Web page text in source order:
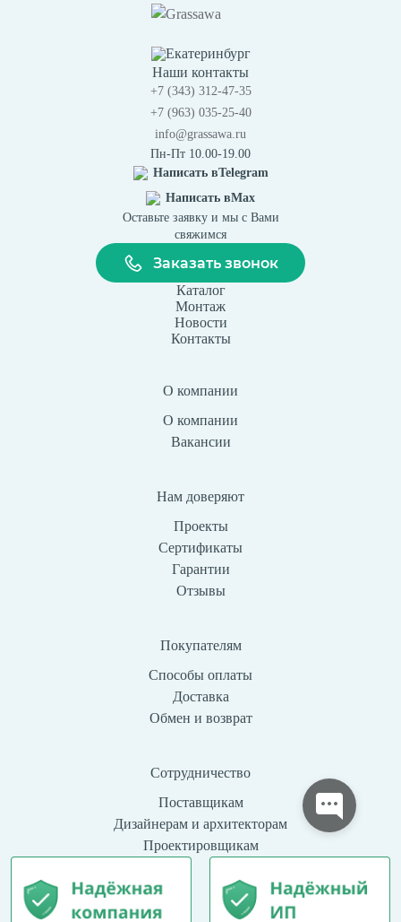
Екатеринбург
Наши контакты
+7 (343) 312-47-35
+7 (963) 035-25-40
info@grassawa.ru
Пн-Пт 10.00-19.00
Написать вTelegram
Написать вMax
Оставьте заявку и мы с Вами
свяжимся
Заказать звонок
Каталог
Монтаж
Новости
Контакты
О компании
О компании
Вакансии
Нам доверяют
Проекты
Сертификаты
Гарантии
Отзывы
Покупателям
Способы оплаты
Доставка
Обмен и возврат
Сотрудничество
Поставщикам
Дизайнерам и архитекторам
Проектировщикам